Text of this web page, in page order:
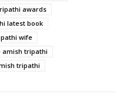
awards
latest book
wife
amish tripathi
tripathi